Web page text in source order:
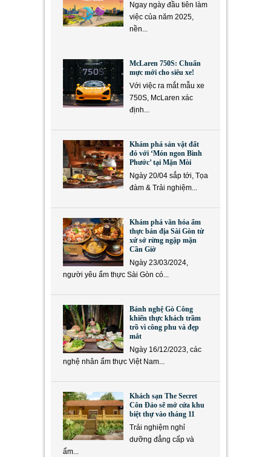
Ngay ngày đầu tiên làm
việc của năm 2025,
nền...
McLaren 750S: Chuẩn
mực mới cho siêu xe!
Với việc ra mắt mẫu xe
750S, McLaren xác
định...
Khám phá sản vật đất
đỏ với ‘Món ngon Bình
Phước’ tại Mặn Mòi
Ngày 20/04 sắp tới, Tọa
đàm & Trải nghiệm...
Khám phá văn hóa ẩm
thực bản địa Sài Gòn từ
xứ sở rừng ngập mặn
Cần Giờ
Ngày 23/03/2024,
người yêu ẩm thực Sài Gòn có...
Bánh nghệ Gò Công
khiến thực khách trầm
trồ vì công phu và đẹp
mắt
Ngày 16/12/2023, các
nghệ nhân ẩm thực Việt Nam...
Khách sạn The Secret
Côn Đảo sẽ mở cửa khu
biệt thự vào tháng 11
Trải nghiệm nghỉ
dưỡng đẳng cấp và
ẩm...